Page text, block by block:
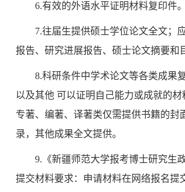
6.有效的外语水平证明材料复印件。
7.往届生提供硕士学位论文全文；
报告、研究进展报告、硕士论文摘要和
8.科研条件中学术论文等各类成果
以及其他 可以证明自己能力或成就的材
专著、编著、译著类仅需提供书籍的封
录，其他成果全文提供。
9.《新疆师范大学报考博士研究生
提交材料要求：申请材料在网络报名提